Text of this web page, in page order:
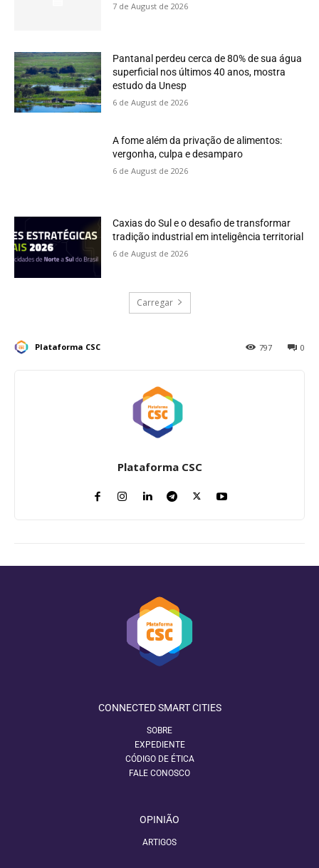
7 de August de 2026
Pantanal perdeu cerca de 80% de sua água
superficial nos últimos 40 anos, mostra
estudo da Unesp
6 de August de 2026
A fome além da privação de alimentos:
vergonha, culpa e desamparo
6 de August de 2026
Caxias do Sul e o desafio de transformar
tradição industrial em inteligência territorial
6 de August de 2026
Carregar
Plataforma CSC 0
797
Plataforma CSC
CONNECTED SMART CITIES
SOBRE
EXPEDIENTE
CÓDIGO DE ÉTICA
FALE CONOSCO
OPINIÃO
ARTIGOS